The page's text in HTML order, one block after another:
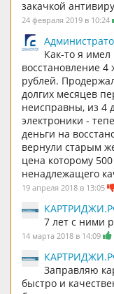
закачкой
24 февраля 2019 в 10:24
Как-то я имел
восстановление 4
рублей.
долгих месяцев
неисправны, из 4
электроники -
деньги на
вернули старым
цена которому
ненадлежащего
19 апреля 2018 в 13:05
7 лет с ними
14 марта 2018 в 14:09
Заправляю
быстро и